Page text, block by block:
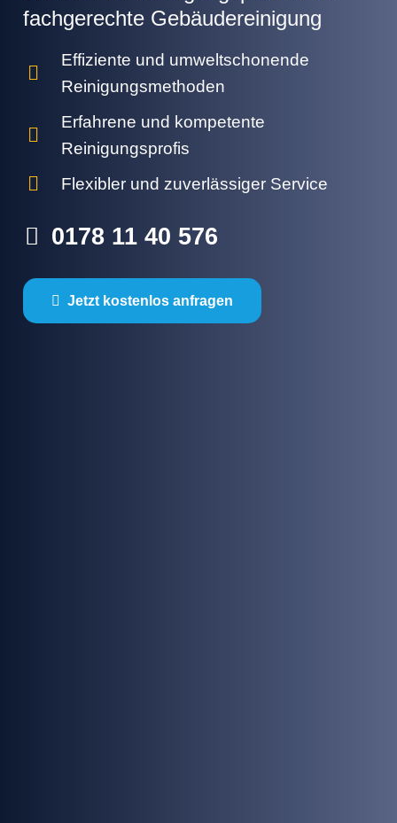
fachgerechte Gebäudereinigung
Effiziente und umweltschonende
Reinigungsmethoden
Erfahrene und kompetente
Reinigungsprofis
Flexibler und zuverlässiger Service
0178 11 40 576
Jetzt kostenlos anfragen